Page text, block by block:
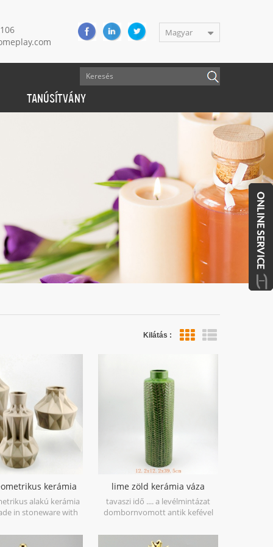
Magyar
TANÚSÍTVÁNY
Kilátás :
kerámia
barna 3 készlet
alakú kerámia
in stoneware with
is hand-crafted with
lime zöld kerámia váza
levélminta
tavaszi idő .... a levélmintázat
dombornyomott antik kefével
vezet. kőből készül Kínában,